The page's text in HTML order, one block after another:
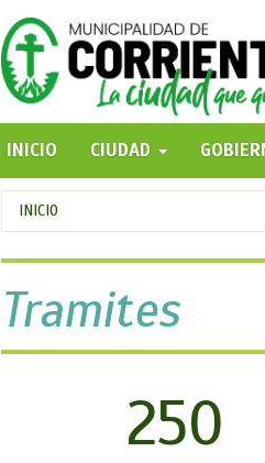
INICIO
CIUDAD
Se
encuentra
usted
aquí
INICIO
Tramites
250